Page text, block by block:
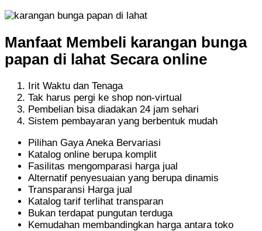
Manfaat Membeli karangan bunga
papan di lahat Secara online
Irit Waktu dan Tenaga
Tak harus pergi ke shop non-virtual
Pembelian bisa diadakan 24 jam sehari
Sistem pembayaran yang berbentuk mudah
Pilihan Gaya Aneka Bervariasi
Katalog online berupa komplit
Fasilitas mengomparasi harga jual
Alternatif penyesuaian yang berupa dinamis
Transparansi Harga jual
Katalog tarif terlihat transparan
Bukan terdapat pungutan terduga
Kemudahan membandingkan harga antara toko